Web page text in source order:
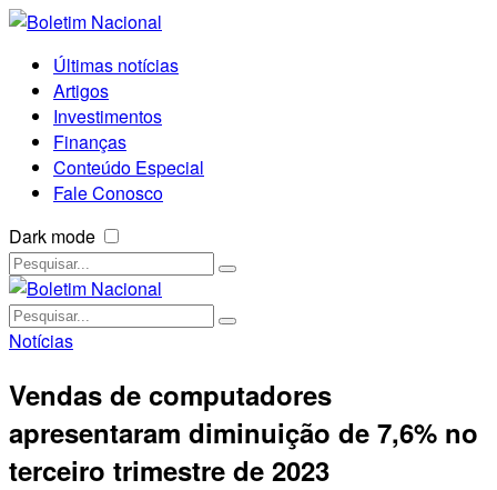
Últimas notícias
Artigos
Investimentos
Finanças
Conteúdo Especial
Fale Conosco
Dark mode
Notícias
Vendas de computadores
apresentaram diminuição de 7,6% no
terceiro trimestre de 2023